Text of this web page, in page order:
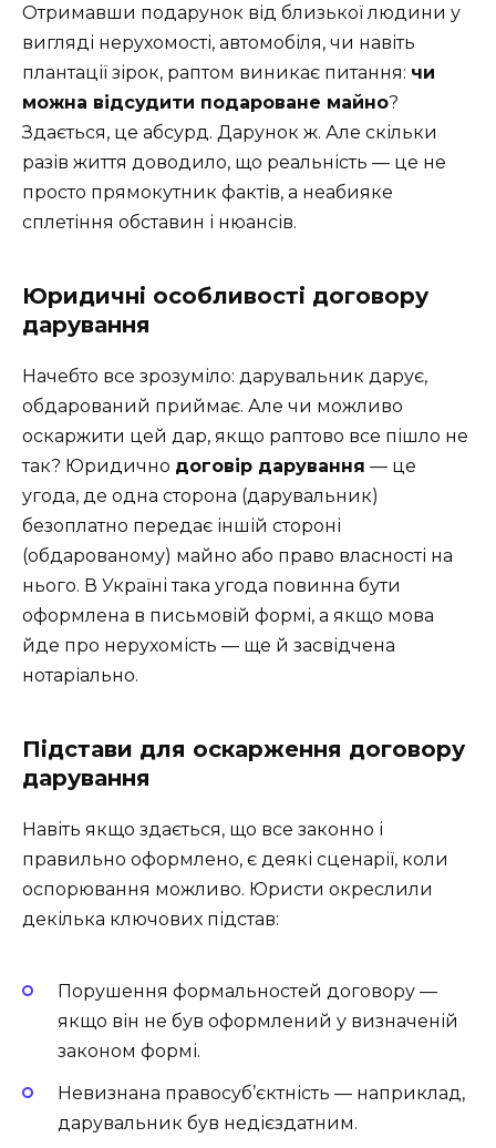
Отримавши подарунок від близької людини у
вигляді нерухомості, автомобіля, чи навіть
плантації зірок, раптом виникає питання: чи
можна відсудити подароване майно?
Здається, це абсурд. Дарунок ж. Але скільки
разів життя доводило, що реальність — це не
просто прямокутник фактів, а неабияке
сплетіння обставин і нюансів.
Юридичні особливості договору
дарування
Начебто все зрозуміло: дарувальник дарує,
обдарований приймає. Але чи можливо
оскаржити цей дар, якщо раптово все пішло не
так? Юридично договір дарування — це
угода, де одна сторона (дарувальник)
безоплатно передає іншій стороні
(обдарованому) майно або право власності на
нього. В Україні така угода повинна бути
оформлена в письмовій формі, а якщо мова
йде про нерухомість — ще й засвідчена
нотаріально.
Підстави для оскарження договору
дарування
Навіть якщо здається, що все законно і
правильно оформлено, є деякі сценарії, коли
оспорювання можливо. Юристи окреслили
декілька ключових підстав:
Порушення формальностей договору —
якщо він не був оформлений у визначеній
законом формі.
Невизнана правосуб’єктність — наприклад,
дарувальник був недієздатним.